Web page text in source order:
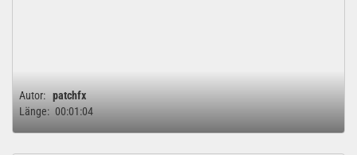
Autor: patchfx
Länge: 00:01:04